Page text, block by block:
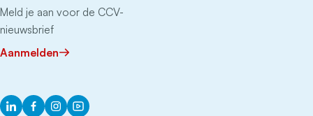
Meld je aan voor de CCV-
nieuwsbrief
Aanmelden
LinkedInFacebook
InstagramYouTube